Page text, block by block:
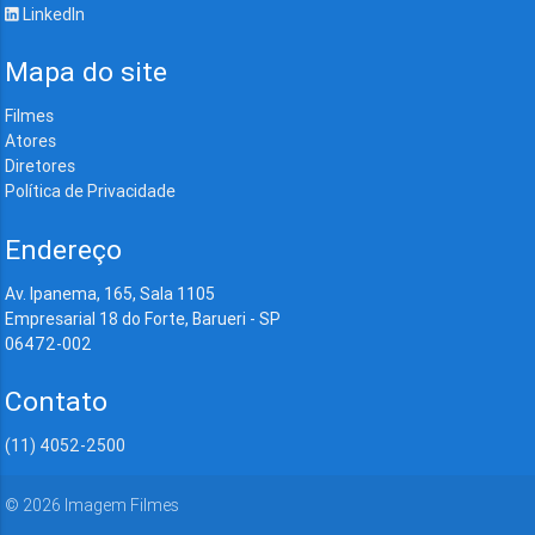
LinkedIn
Mapa do site
Filmes
Atores
Diretores
Política de Privacidade
Endereço
Av. Ipanema, 165, Sala 1105
Empresarial 18 do Forte, Barueri - SP
06472-002
Contato
(11) 4052-2500
© 2026 Imagem Filmes